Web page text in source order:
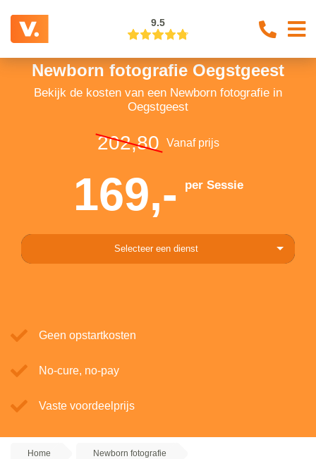
9.5
Newborn fotografie Oegstgeest
Bekijk de kosten van een Newborn fotografie in
Oegstgeest
202,80 Vanaf prijs
169,- per Sessie
Selecteer een dienst
Geen opstartkosten
No-cure, no-pay
Vaste voordeelprijs
Home Newborn fotografie